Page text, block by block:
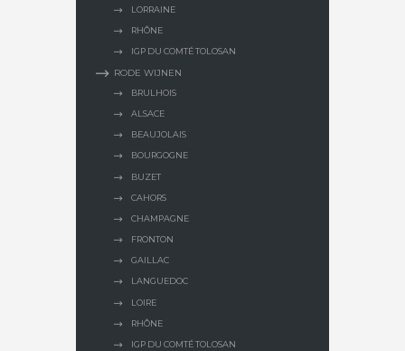
LORRAINE
RHÔNE
IGP DU COMTÉ TOLOSAN
RODE WIJNEN
BRULHOIS
ALSACE
BEAUJOLAIS
BOURGOGNE
BUZET
CAHORS
CHAMPAGNE
FRONTON
GAILLAC
LANGUEDOC
LOIRE
RHÔNE
IGP DU COMTÉ TOLOSAN